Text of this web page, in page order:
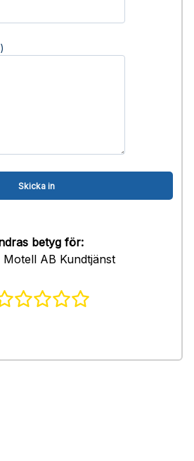
betyg för:
Motell AB Kundtjänst